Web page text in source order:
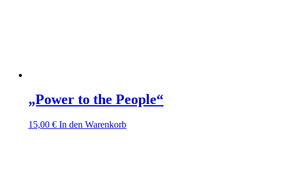
„Power to the People“
15,00 € In den Warenkorb